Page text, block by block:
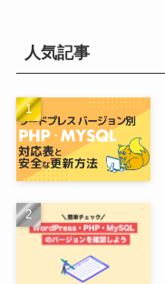
人気記事